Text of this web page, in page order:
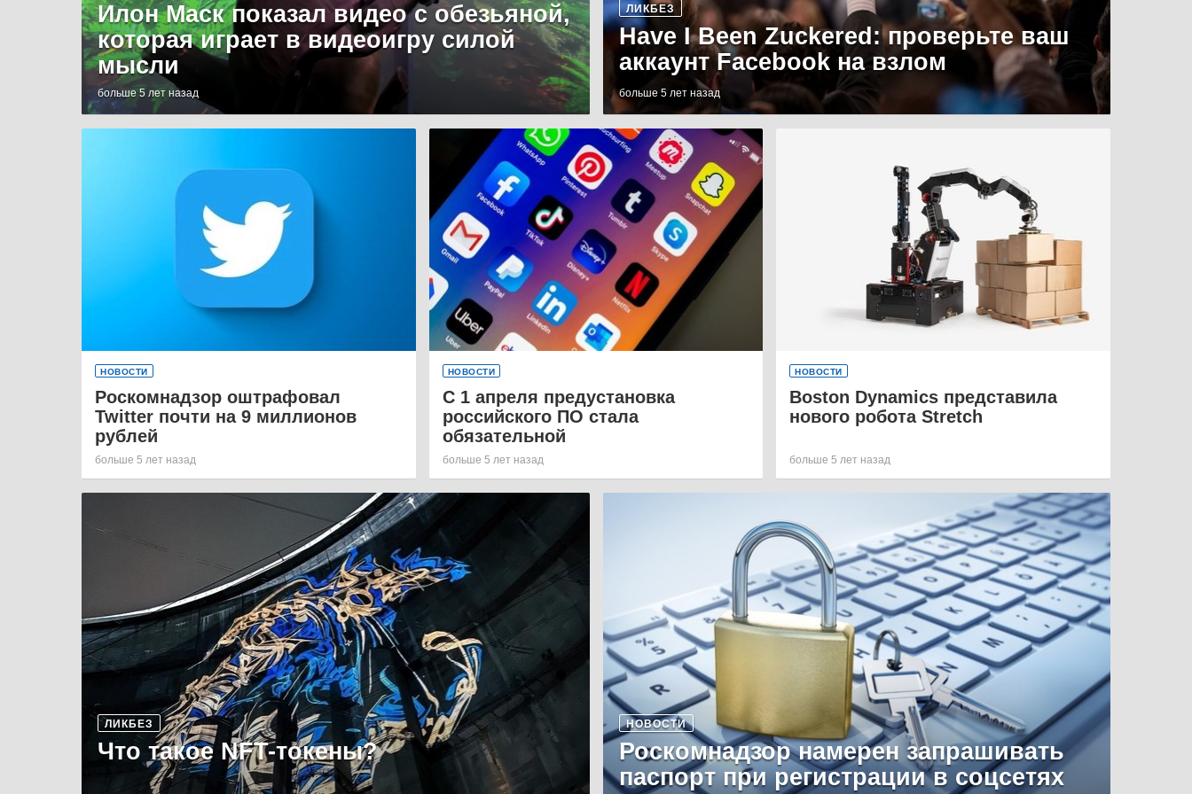
Илон Маск показал видео с обезьяной,
которая играет в видеоигру силой
мысли
больше 5 лет назад
ЛИКБЕЗ
Have I Been Zuckered: проверьте ваш
аккаунт Facebook на взлом
больше 5 лет назад
НОВОСТИ
Роскомнадзор оштрафовал
Twitter почти на 9 миллионов
рублей
больше 5 лет назад
НОВОСТИ
С 1 апреля предустановка
российского ПО стала
обязательной
больше 5 лет назад
НОВОСТИ
Boston Dynamics представила
нового робота Stretch
больше 5 лет назад
ЛИКБЕЗ
Что такое NFT-токены?
НОВОСТИ
Роскомнадзор намерен запрашивать
паспорт при регистрации в соцсетях